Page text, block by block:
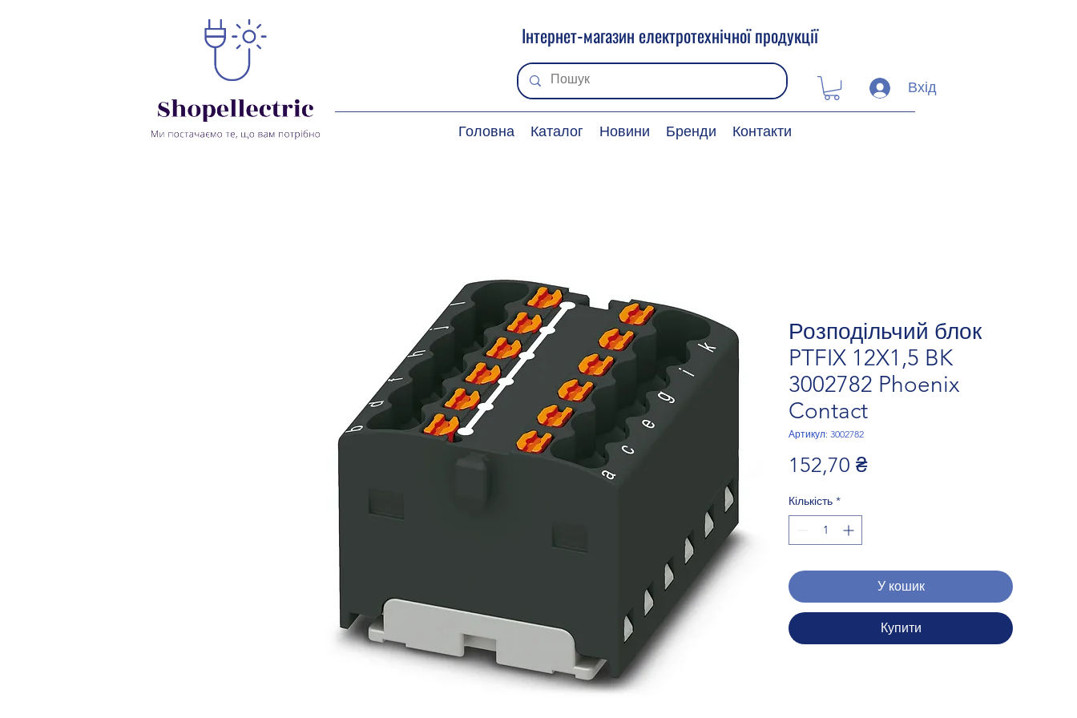
Інтернет-магазин електротехнічної продукції
Вхід
Головна Каталог Новини Бренди Контакти
Розподільчий блок
PTFIX 12X1,5 BK
3002782 Phoenix
Contact
Артикул: 3002782
152,70 ₴Ціна
Кількість *
У кошик
Купити